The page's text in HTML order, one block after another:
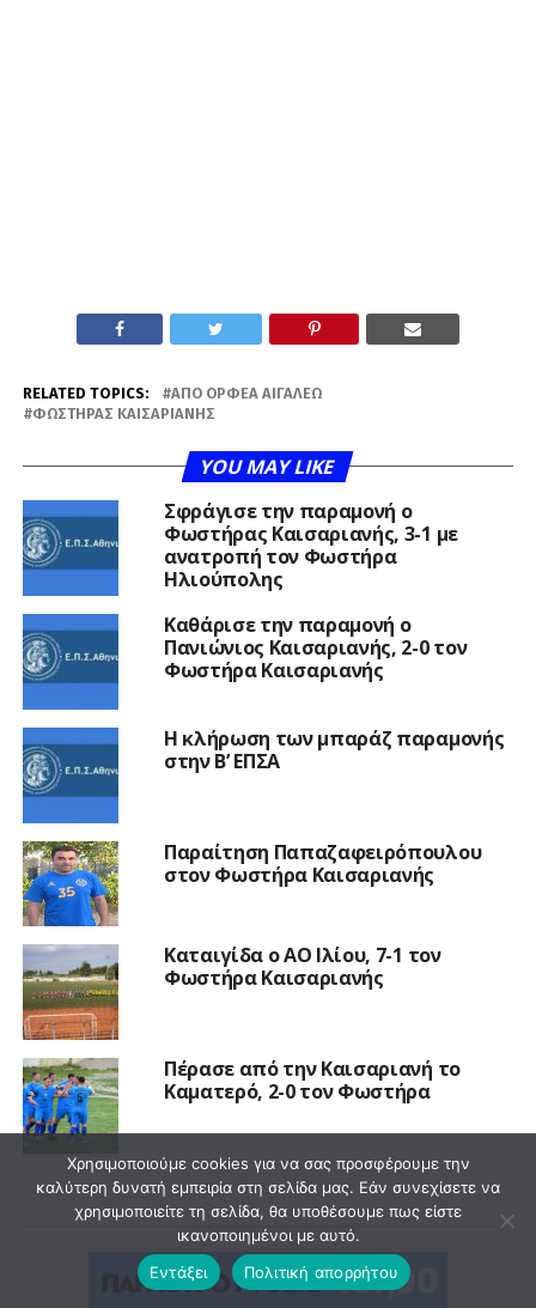
RELATED TOPICS:
ΑΠΟ ΟΡΦΈΑ ΑΙΓΆΛΕΩ
ΦΩΣΤΉΡΑΣ ΚΑΙΣΑΡΙΑΝΉΣ
YOU MAY LIKE
Σφράγισε την παραμονή ο
Φωστήρας Καισαριανής, 3-1 με
ανατροπή τον Φωστήρα
Ηλιούπολης
Καθάρισε την παραμονή ο
Πανιώνιος Καισαριανής, 2-0 τον
Φωστήρα Καισαριανής
Η κλήρωση των μπαράζ παραμονής
στην Β’ ΕΠΣΑ
Παραίτηση Παπαζαφειρόπουλου
στον Φωστήρα Καισαριανής
Καταιγίδα ο ΑΟ Ιλίου, 7-1 τον
Φωστήρα Καισαριανής
Πέρασε από την Καισαριανή το
Καματερό, 2-0 τον Φωστήρα
Χρησιμοποιούμε cookies για να σας προσφέρουμε την
καλύτερη δυνατή εμπειρία στη σελίδα μας. Εάν συνεχίσετε να
χρησιμοποιείτε τη σελίδα, θα υποθέσουμε πως είστε
ικανοποιημένοι με αυτό.
Εντάξει
Πολιτική απορρήτου